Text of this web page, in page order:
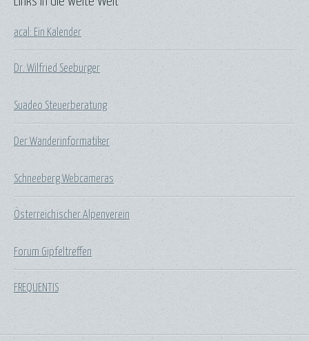
acal: Ein Kalender
Dr. Wilfried Seeburger
Suadeo Steuerberatung
Der Wanderinformatiker
Schneeberg Webcameras
Österreichischer Alpenverein
Forum Gipfeltreffen
FREQUENTIS